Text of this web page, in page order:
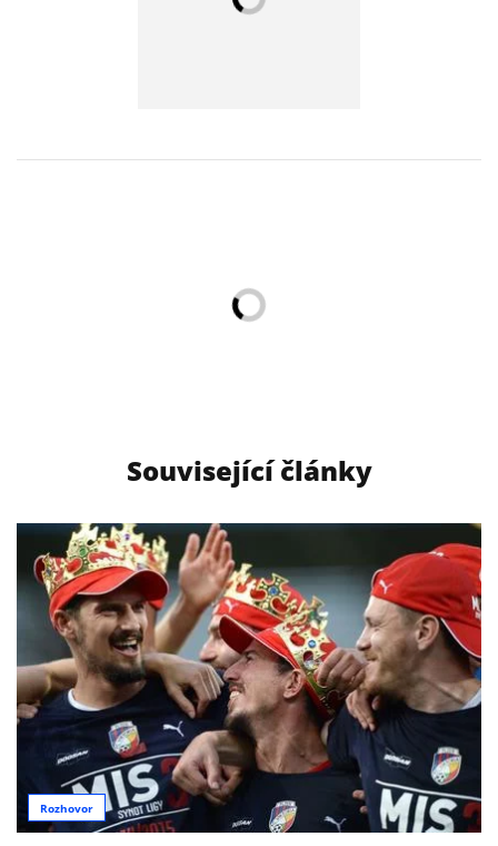
Související články
Rozhovor